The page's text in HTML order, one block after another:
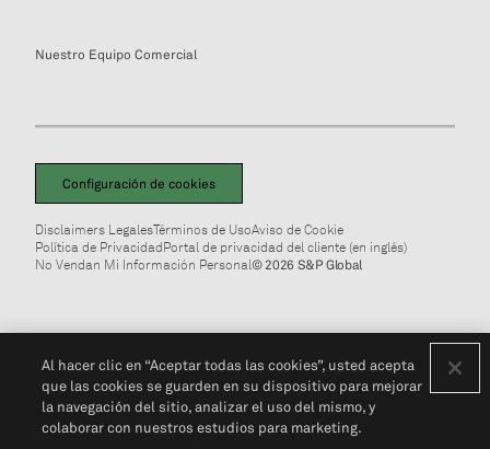
Nuestro Equipo Comercial
Configuración de cookies
Disclaimers LegalesTérminos de UsoAviso de Cookie
Política de PrivacidadPortal de privacidad del cliente (en inglés)
No Vendan Mi Información Personal© 2026 S&P Global
Al hacer clic en “Aceptar todas las cookies”, usted acepta
que las cookies se guarden en su dispositivo para mejorar
la navegación del sitio, analizar el uso del mismo, y
colaborar con nuestros estudios para marketing.